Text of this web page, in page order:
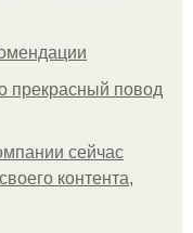
прекрасный повод
сейчас
контента,